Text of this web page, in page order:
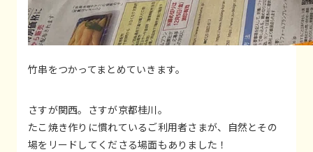
竹串をつかってまとめていきます。
さすが関西。さすが京都桂川。
たこ焼き作りに慣れているご利用者さまが、自然とその
場をリードしてくださる場面もありました！